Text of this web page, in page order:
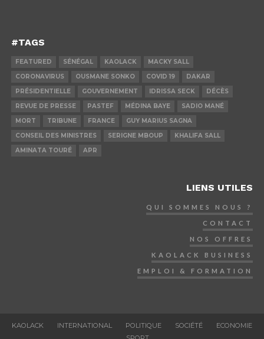
#TAGS
FEATURED SÉNÉGAL KAOLACK
MACKY SALL
CORONAVIRUS
OUSMANE SONKO COVID 19
DAKAR
PRÉSIDENTIELLE
GOUVERNEMENT IDRISSA SECK
DÉCÈS
REVUE DE PRESSE
PASTEF MÉDINA BAYE
SADIO MANÉ
MORT
TRIBUNE FRANCE
GUY MARIUS SAGNA
CONSEIL DES MINISTRES
SERIGNE MBOUP
KHALIFA SALL
AMINATA TOURÉ
APR
LIENS UTILES
QUI SOMMES NOUS ?
CONTACT
NOS OFFRES
KAOLACK BUSINESS
EMPLOI & FORMATION
KAOLACK INTERNATIONAL POLITIQUE SOCIÉTÉ
ECONOMIE